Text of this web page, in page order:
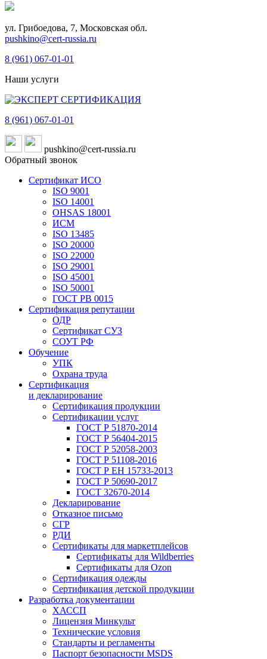
ул. Грибоедова, 7, Московская обл.
pushkino@cert-russia.ru
8 (961) 067-01-01
Наши услуги
8 (961) 067-01-01
pushkino@cert-russia.ru
Обратный звонок
Сертификат ИСО
ISO 9001
ISO 14001
OHSAS 18001
ИСМ
ISO 13485
ISO 20000
ISO 22000
ISO 29001
ISO 45001
ISO 50001
ГОСТ РВ 0015
Сертификация репутации
ОДР
Сертификат СУЗ
СОУТ РФ
Обучение
УПК
Охрана труда
Сертификация
и декларирование
Сертификация продукции
Сертификации услуг
ГОСТ Р 51870-2014
ГОСТ Р 56404-2015
ГОСТ Р 52058-2003
ГОСТ Р 51108-2016
ГОСТ Р ЕН 15733-2013
ГОСТ Р 50690-2017
ГОСТ 32670-2014
Декларирование
Отказное письмо
СГР
РДИ
Сертификаты для маркетплейсов
Сертификаты для Wildberries
Сертификаты для Ozon
Сертификация одежды
Сертификация детской продукции
Разработка документации
ХАССП
Лицензия Минкульт
Технические условия
Стандарты и регламенты
Паспорт безопасности MSDS